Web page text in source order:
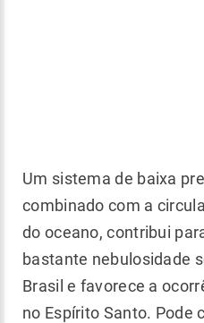
Um sistema de baixa
combinado com a
do oceano, contribui
bastante nebulosidade
Brasil e favorece a
no Espírito Santo. Pode